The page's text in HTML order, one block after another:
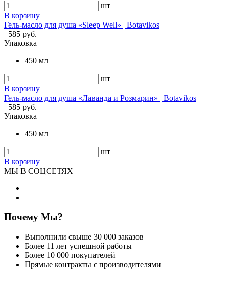
шт
В корзину
Гель-масло для душа «Sleep Well» | Botavikos
585 руб.
Упаковка
450 мл
шт
В корзину
Гель-масло для душа «Лаванда и Розмарин» | Botavikos
585 руб.
Упаковка
450 мл
шт
В корзину
МЫ В СОЦСЕТЯХ
Почему Мы?
Выполнили свыше 30 000 заказов
Более 11 лет успешной работы
Более 10 000 покупателей
Прямые контракты с производителями